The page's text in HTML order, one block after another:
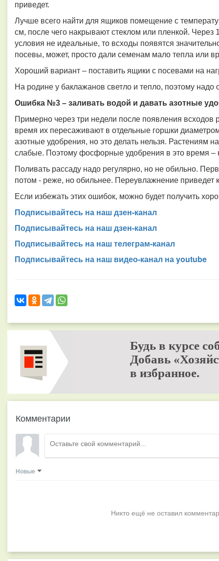
приведет.
Лучше всего найти для ящиков помещение с
см, после чего накрывают стеклом или пленкой. Через
условия не идеальные, то всходы появятся
посевы, может, просто дали семенам мало тепла или
Хороший вариант – поставить ящики с посевами на
На родине у баклажанов светло и тепло, поэтому надо
Ошибка №3 – заливать водой и давать азотные
Примерно через три недели после появления всходов
время их пересаживают в отдельные горшки
азотные удобрения, но это делать нельзя. Растениям
слабые. Поэтому фосфорные удобрения в это время –
Поливать рассаду надо регулярно, но не обильно.
потом - реже, но обильнее. Переувлажнение приведет
Если избежать этих ошибок, можно будет получить
Подписывайтесь на наш дзен-канал
Подписывайтесь на наш дзен-канал
Подписывайтесь на наш телеграм-канал
Подписывайтесь на наш видео-канал на youtube
Будь в курсе
Добавь
в избранное.
Комментарии
Новые
Никто ещё не оставил